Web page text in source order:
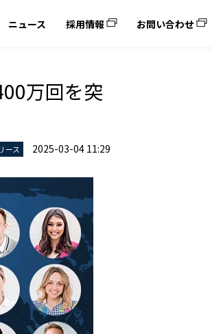
ニュース 採用情報 お問い合わせ
万回を突
ース 2025-03-04 11:29